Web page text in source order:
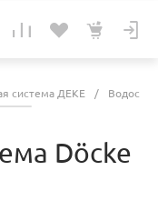
система ДЕКЕ /
Döcke